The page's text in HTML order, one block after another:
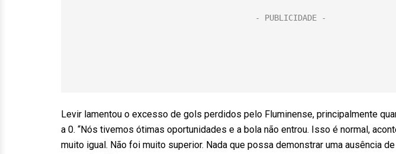
Levir lamentou o excesso de gols perdidos pelo Fluminense, principalmente
a 0. “Nós tivemos ótimas oportunidades e a bola não entrou. Isso é normal,
muito igual. Não foi muito superior. Nada que possa demonstrar uma ausência